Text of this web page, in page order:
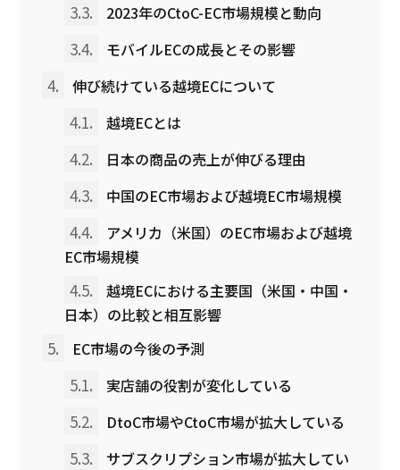
3.3. 2023年のCtoC-EC市場規模と動向
3.4. モバイルECの成長とその影響
4. 伸び続けている越境ECについて
4.1. 越境ECとは
4.2. 日本の商品の売上が伸びる理由
4.3. 中国のEC市場および越境EC市場規模
4.4.
アメリカ（米国）のEC市場および越境
EC市場規模
4.5.
越境ECにおける主要国（米国・中国・
日本）の比較と相互影響
5. EC市場の今後の予測
5.1. 実店舗の役割が変化している
5.2. DtoC市場やCtoC市場が拡大している
5.3.
サブスクリプション市場が拡大してい